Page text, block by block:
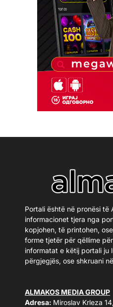
Portali është në pronësi të
informacionet tjera nga
kopjohen, të printohen,
forme tjetër për qëllime
informatat e këtij portali ju
përgjegjës, ose shkruani
ALMAKOS MEDIA GROUP
Adresa: Miroslav Krleza